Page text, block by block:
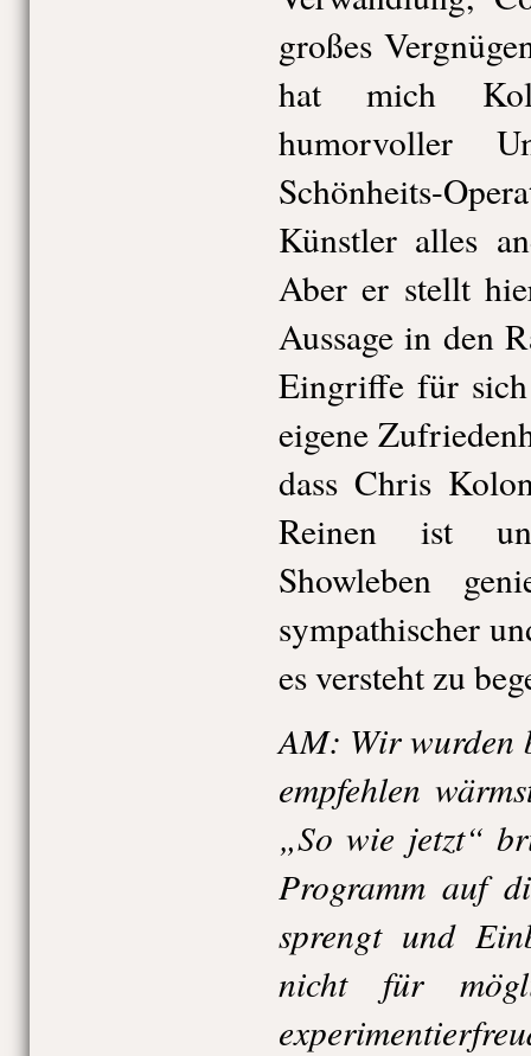
großes
hat mich
humorvoller
Schönheits-
Künstler alles
Aber er stellt
Aussage in den
Eingriffe für
eigene
dass Chris
Reinen ist
Showleben
sympathischer
es versteht zu
AM: Wir wurden
empfehlen
„So wie jetzt“
Programm auf
sprengt und
nicht für